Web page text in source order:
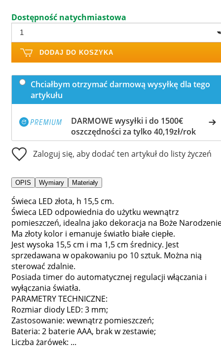
Dostępność natychmiastowa
DODAJ DO KOSZYKA
Chciałbym otrzymać darmową wysyłkę dla tego
artykułu
DARMOWE wysyłki i do 1500€
oszczędności za tylko 40,19zł/rok
Zaloguj się, aby dodać ten artykuł do listy życzeń
OPIS Wymiary Materiały
Świeca LED złota, h 15,5 cm.
Świeca LED odpowiednia do użytku wewnątrz
pomieszczeń, idealna jako dekoracja na Boże
Ma złoty kolor i emanuje światło białe ciepłe.
Jest wysoka 15,5 cm i ma 1,5 cm średnicy. Jest
sprzedawana w opakowaniu po 10 sztuk. Można nią
sterować zdalnie.
Posiada timer do automatycznej regulacji włączania i
wyłączania światła.
PARAMETRY TECHNICZNE:
Rozmiar diody LED: 3 mm;
Zastosowanie: wewnątrz pomieszczeń;
Bateria: 2 baterie AAA, brak w zestawie;
Liczba żarówek: ...